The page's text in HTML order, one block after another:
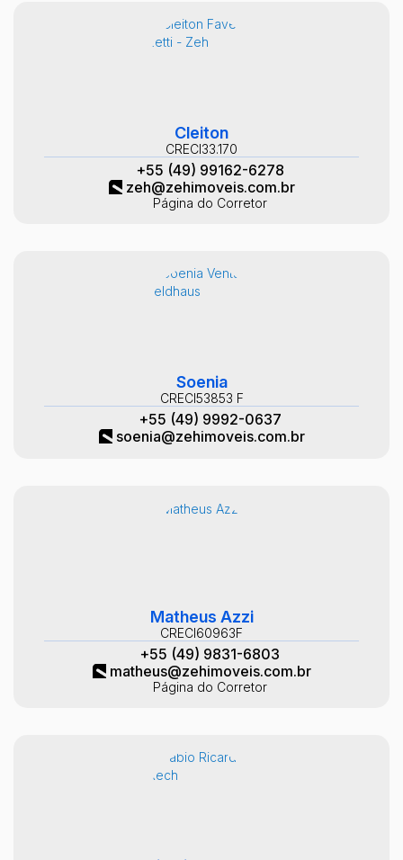
Cleiton
CRECI33.170
+55 (49) 99162-6278
zeh@zehimoveis.com.br
Página do Corretor
Soenia
CRECI53853 F
+55 (49) 9992-0637
soenia@zehimoveis.com.br
Matheus Azzi
CRECI60963F
+55 (49) 9831-6803
matheus@zehimoveis.com.br
Página do Corretor